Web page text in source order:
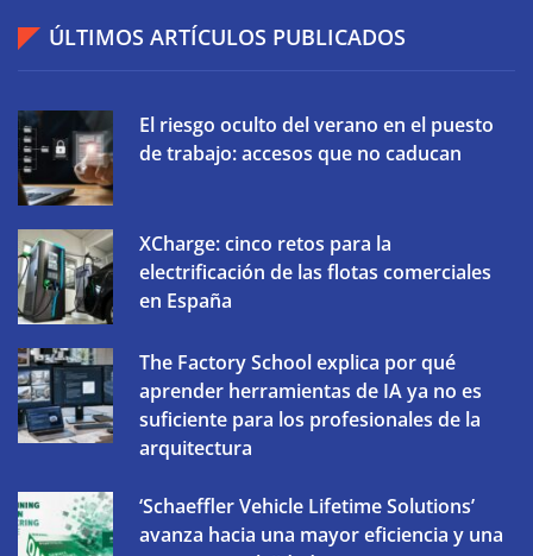
ÚLTIMOS ARTÍCULOS PUBLICADOS
El riesgo oculto del verano en el puesto
de trabajo: accesos que no caducan
XCharge: cinco retos para la
electrificación de las flotas comerciales
en España
The Factory School explica por qué
aprender herramientas de IA ya no es
suficiente para los profesionales de la
arquitectura
‘Schaeffler Vehicle Lifetime Solutions’
avanza hacia una mayor eficiencia y una